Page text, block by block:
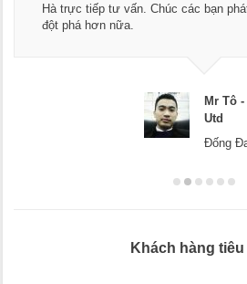
Hà trực tiếp tư vấn. Chúc các bạn
đột phá hơn nữa.
Mr Tô -
Utd
Đống
Khách hàng tiêu